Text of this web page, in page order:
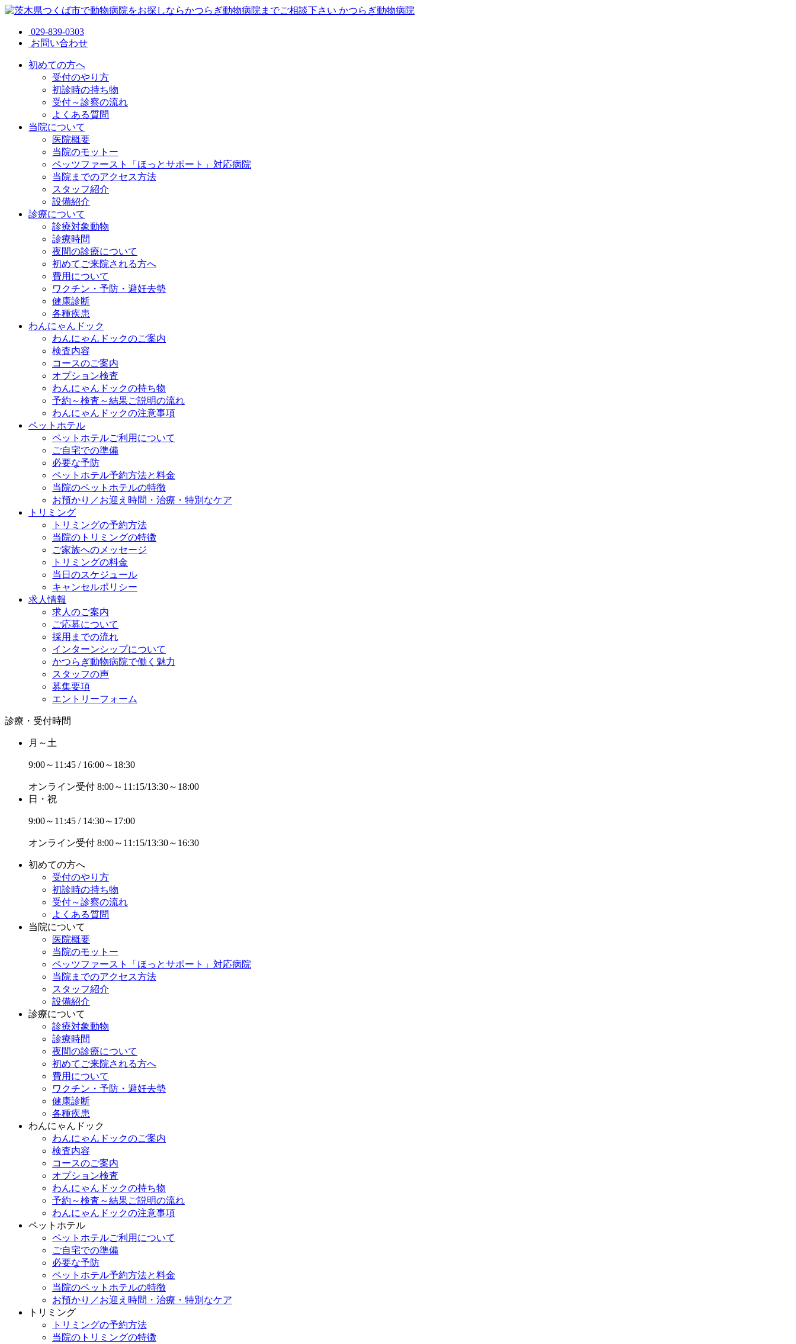
かつらぎ動物病院
029-839-0303
お問い合わせ
初めての方へ
受付のやり方
初診時の持ち物
受付～診察の流れ
よくある質問
当院について
医院概要
当院のモットー
ペッツファースト「ほっとサポート」対応病院
当院までのアクセス方法
スタッフ紹介
設備紹介
診療について
診療対象動物
診療時間
夜間の診療について
初めてご来院される方へ
費用について
ワクチン・予防・避妊去勢
健康診断
各種疾患
わんにゃんドック
わんにゃんドックのご案内
検査内容
コースのご案内
オプション検査
わんにゃんドックの持ち物
予約～検査～結果ご説明の流れ
わんにゃんドックの注意事項
ペットホテル
ペットホテルご利用について
ご自宅での準備
必要な予防
ペットホテル予約方法と料金
当院のペットホテルの特徴
お預かり／お迎え時間・治療・特別なケア
トリミング
トリミングの予約方法
当院のトリミングの特徴
ご家族へのメッセージ
トリミングの料金
当日のスケジュール
キャンセルポリシー
求人情報
求人のご案内
ご応募について
採用までの流れ
インターンシップについて
かつらぎ動物病院で働く魅力
スタッフの声
募集要項
エントリーフォーム
診療・受付時間
月～土
9:00～11:45 / 16:00～18:30
オンライン受付 8:00～11:15/13:30～18:00
日・祝
9:00～11:45 / 14:30～17:00
オンライン受付 8:00～11:15/13:30～16:30
初めての方へ
受付のやり方
初診時の持ち物
受付～診察の流れ
よくある質問
当院について
医院概要
当院のモットー
ペッツファースト「ほっとサポート」対応病院
当院までのアクセス方法
スタッフ紹介
設備紹介
診療について
診療対象動物
診療時間
夜間の診療について
初めてご来院される方へ
費用について
ワクチン・予防・避妊去勢
健康診断
各種疾患
わんにゃんドック
わんにゃんドックのご案内
検査内容
コースのご案内
オプション検査
わんにゃんドックの持ち物
予約～検査～結果ご説明の流れ
わんにゃんドックの注意事項
ペットホテル
ペットホテルご利用について
ご自宅での準備
必要な予防
ペットホテル予約方法と料金
当院のペットホテルの特徴
お預かり／お迎え時間・治療・特別なケア
トリミング
トリミングの予約方法
当院のトリミングの特徴